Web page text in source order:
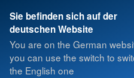
Sie befinden sich auf der
deutschen Website
You are on the German
you can use the switch to
the English one